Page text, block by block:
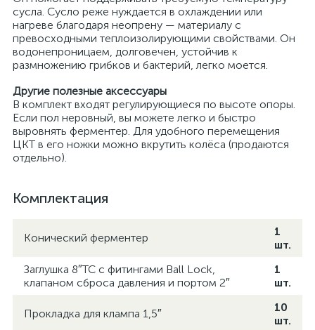
сусла. Сусло реже нуждается в охлаждении или
нагреве благодаря неопрену — материалу с
превосходными теплоизолирующими свойствами. Он
водонепроницаем, долговечен, устойчив к
размножению грибков и бактерий, легко моется.
Другие полезные аксессуары
В комплект входят регулирующиеся по высоте опоры.
Если пол неровный, вы можете легко и быстро
выровнять ферментер. Для удобного перемещения
ЦКТ в его ножки можно вкрутить колёса (продаются
отдельно).
Комплектация
Конический ферментер
1
шт.
Заглушка 8″TC с фитингами Ball Lock,
клапаном сброса давления и портом 2″
1
шт.
Прокладка для клампа 1,5″
10
шт.